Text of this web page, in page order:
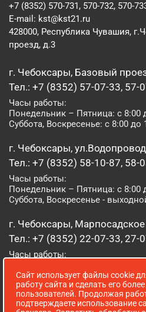
+7 (8352) 570-731, 570-732, 570-
E-mail: kst@kst21.ru
428000, Республика Чувашия,
проезд, д.3
г. Чебоксары, Базовый
Тел.: +7 (8352) 57-07-33, 57-
Часы работы:
Понедельник – Пятница: с 8:00
Суббота, Воскресенье: с 8:00 до
г. Чебоксары,
Тел.: +7 (8352) 58-10-87, 58-
Часы работы:
Понедельник – Пятница: с 8:00
Суббота, Воскресенье -
г. Чебоксары,
Тел.: +7 (8352) 22-07-33, 27-
Часы работы:
Суббота, Воскресенье: с 8:00 до
г. Йошкар-Ола, ул.
Сайт использует файлы cookie
работу сайта и сделать его
пользователей. Продолжая
подтверждаете использование